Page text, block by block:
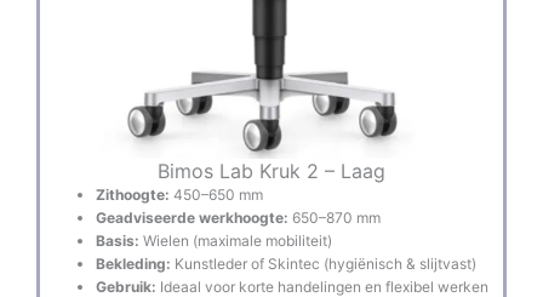
Bimos Lab Kruk 2 – Laag
Zithoogte: 450–650 mm
Geadviseerde werkhoogte: 650–870 mm
Basis: Wielen (maximale mobiliteit)
Bekleding: Kunstleder of Skintec (hygiënisch & slijtvast)
Gebruik: Ideaal voor korte handelingen en flexibel werken